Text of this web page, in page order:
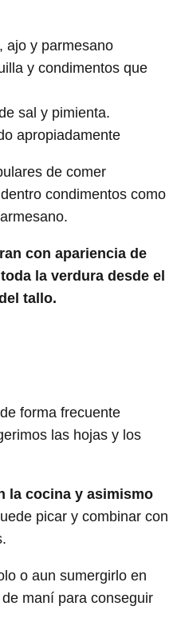
ajo y parmesano
y condimentos que
sal y pimienta.
apropiadamente
de comer
condimentos como
con apariencia de
la verdura desde el
tallo.
forma frecuente
las hojas y los
la cocina y asimismo
picar y combinar con
o aun sumergirlo en
maní para conseguir